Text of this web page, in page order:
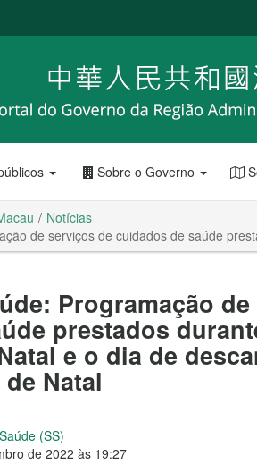
Sobre o Governo
Notícias
de serviços de cuidados de saúde
Programação
prestados
e o dia de
Natal
(SS)
de 2022 às 19:27